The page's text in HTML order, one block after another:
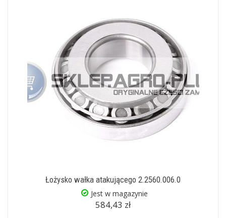
Łożysko wałka atakującego 2.2560.006.0
Jest w magazynie
584,43 zł